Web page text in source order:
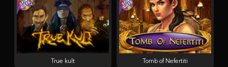
Tomb of Nefertiti
True kult